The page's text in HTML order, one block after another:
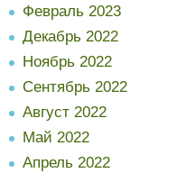
Февраль 2023
Декабрь 2022
Ноябрь 2022
Сентябрь 2022
Август 2022
Май 2022
Апрель 2022